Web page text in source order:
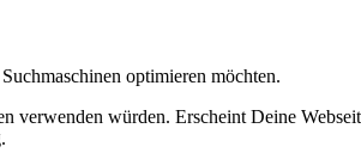
optimieren möchten.
würden. Erscheint Deine